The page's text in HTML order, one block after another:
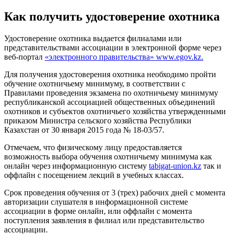
Как получить удостоверение охотника
Удостоверение охотника выдается филиалами или
представительствами ассоциации в электронной форме через
веб-портал «электронного правительства» www.egov.kz.
Для получения удостоверения охотника необходимо пройти
обучение охотничьему минимуму, в соответствии с
Правилами проведения экзамена по охотничьему минимуму
республиканской ассоциацией общественных объединений
охотников и субъектов охотничьего хозяйства утвержденными
приказом Министра сельского хозяйства Республики
Казахстан от 30 января 2015 года № 18-03/57.
Отмечаем, что физическому лицу предоставляется
возможность выбора обучения охотничьему минимума как
онлайн через информационную систему tabigat-union.kz так и
оффлайн с посещением лекций в учебных классах.
Срок проведения обучения от 3 (трех) рабочих дней с момента
авторизации слушателя в информационной системе
ассоциации в форме онлайн, или оффлайн с момента
поступления заявления в филиал или представительство
ассоциации.